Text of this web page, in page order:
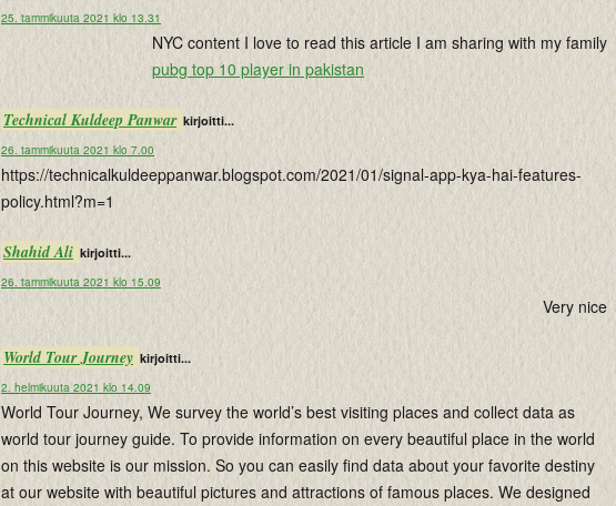
25. tammikuuta 2021 klo 13.31
NYC content I love to read this article I am sharing with my family
pubg top 10 player in pakistan
Technical Kuldeep Panwar kirjoitti...
26. tammikuuta 2021 klo 7.00
https://technicalkuldeeppanwar.blogspot.com/2021/01/signal-app-kya-hai-features-
policy.html?m=1
Shahid Ali kirjoitti...
26. tammikuuta 2021 klo 15.09
Very nice
World Tour Journey kirjoitti...
2. helmikuuta 2021 klo 14.09
World Tour Journey, We survey the world’s best visiting places and collect data as
world tour journey guide. To provide information on every beautiful place in the world
on this website is our mission. So you can easily find data about your favorite destiny
at our website with beautiful pictures and attractions of famous places. We designed